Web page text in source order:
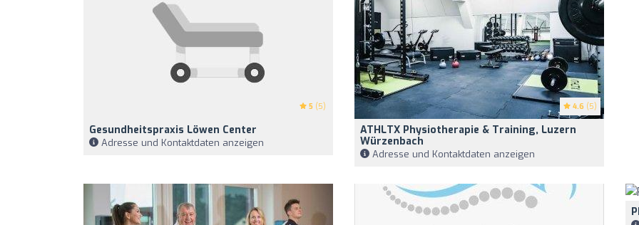
5 (5)
Gesundheitspraxis Löwen Center
Adresse und Kontaktdaten anzeigen
4.6 (5)
ATHLTX Physiotherapie & Training, Luzern
Würzenbach
Adresse und Kontaktdaten anzeigen